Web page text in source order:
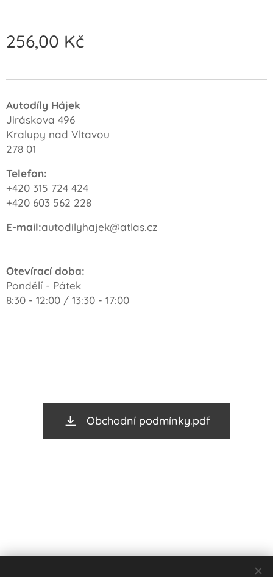
256,00 Kč
Autodíly Hájek
Jiráskova 496
Kralupy nad Vltavou
278 01
Telefon:
+420 315 724 424
+420 603 562 228
E-mail:autodilyhajek@atlas.cz
Otevírací doba:
Pondělí - Pátek
8:30 - 12:00 / 13:30 - 17:00
Obchodní podmínky.pdf